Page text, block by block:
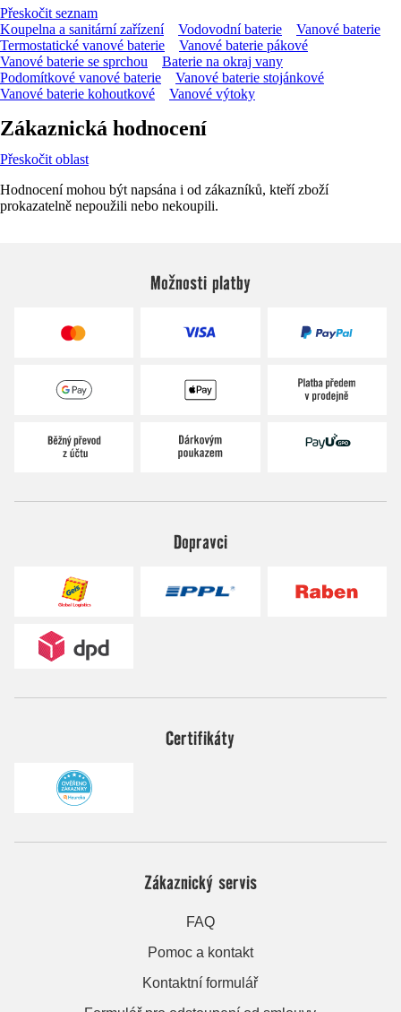
Přeskočit seznam
Koupelna a sanitární zařízení
Vodovodní baterie
Vanové baterie
Termostatické vanové baterie
Vanové baterie pákové
Vanové baterie se sprchou
Baterie na okraj vany
Podomítkové vanové baterie
Vanové baterie stojánkové
Vanové baterie kohoutkové
Vanové výtoky
Zákaznická hodnocení
Přeskočit oblast
Hodnocení mohou být napsána i od zákazníků, kteří zboží
prokazatelně nepoužili nebo nekoupili.
Možnosti platby
Dopravci
Certifikáty
Zákaznický servis
FAQ
Pomoc a kontakt
Kontaktní formulář